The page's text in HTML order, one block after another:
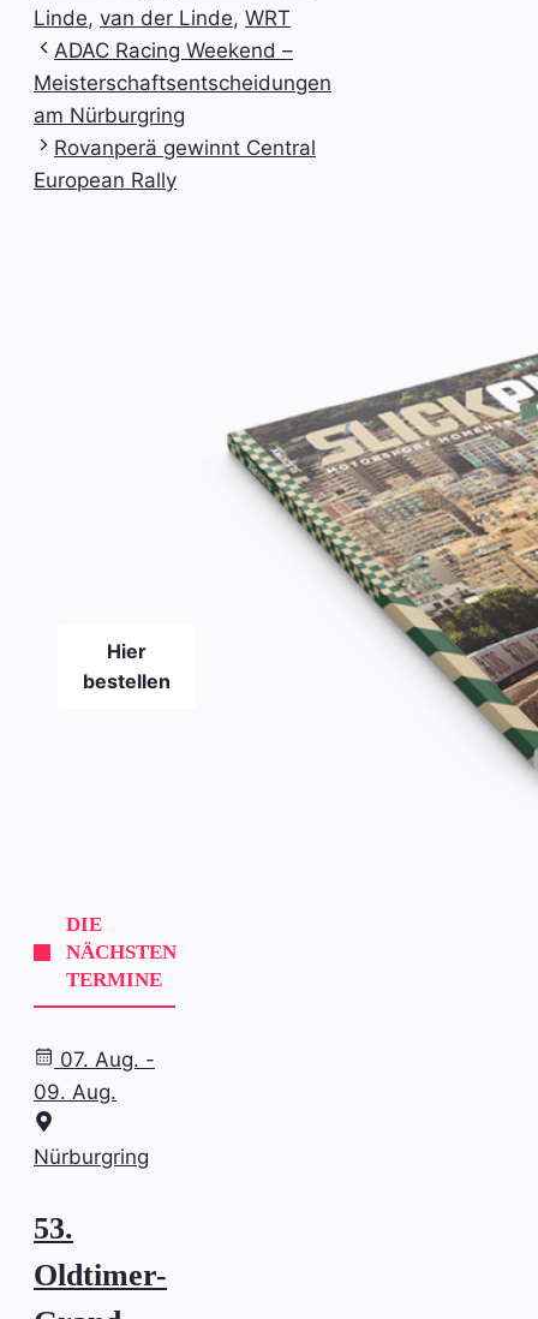
Linde, van der Linde, WRT
ADAC Racing Weekend –
Meisterschaftsentscheidungen
am Nürburgring
Rovanperä gewinnt Central
European Rally
Hier
bestellen
DIE
NÄCHSTEN
TERMINE
07. Aug. -
09. Aug.
Nürburgring
53.
Oldtimer-